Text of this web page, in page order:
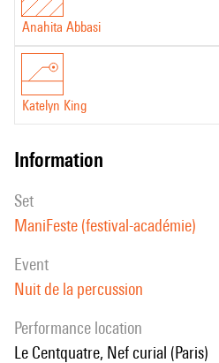
Anahita Abbasi
Katelyn King
information
set
ManiFeste (festival-académie)
event
Nuit de la percussion
performance location
Le Centquatre, Nef curial (Paris)